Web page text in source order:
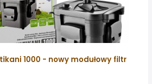
1000 - nowy modułowy filtr